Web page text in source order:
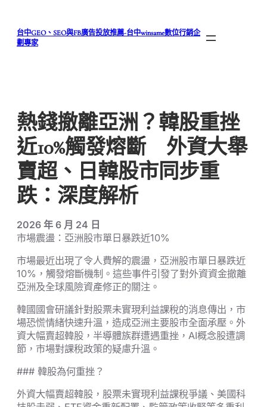
台中GEO、SEO與FB廣告投放推薦-台中winsame數位行銷企
劃專家
熱錢撤離亞洲？韓股重挫
近10%觸發熔斷 外資大舉
賣超、日韓股市同步重
跌：深度解析
2026 年 6 月 24 日
市場震盪：亞洲股市單日暴跌近10%
市場最近出現了令人費解的震盪，亞洲股市單日暴跌近
10%，觸發熔斷機制。這些事件引發了對外資資金撤離
亞洲及全球風險資產修正的關注。
韓國國會研議針對股票未實現利益課稅的消息傳出，市
場恐慌情緒快速升溫，造成亞洲主要股市全面承壓。外
資大幅賣超韓股，半導體族群遭遇重挫，AI概念股遭調
節，市場對課稅政策的疑慮升溫。
### 韓股為何重挫？
外資大幅賣超韓股，股票未實現利益課稅爭議、美國科